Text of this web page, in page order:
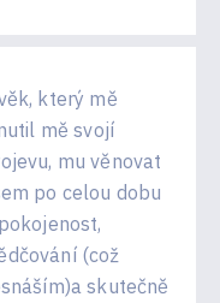
který mě
mě svojí
mu věnovat
po celou dobu
(což
skutečně